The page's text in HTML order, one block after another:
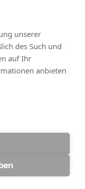
unserer
des Such und
auf Ihr
anbieten